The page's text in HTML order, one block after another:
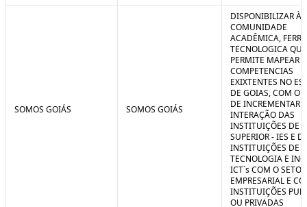
SOMOS GOIÁS SOMOS GOIÁS
DISPONIBILIZAR À
COMUNIDADE
ACADÊMICA,
TECNOLOGICA QUE
PERMITE MAPEAR
COMPETENCIAS
EXIXTENTES NO
DE GOIAS, COM O
DE INCREMENTAR A
INTERAÇÃO DAS
INSTITUIÇÕES DE
SUPERIOR - IES E
INSTITUIÇÕES DE
TECNOLOGIA E
ICT`s COM O SETOR
EMPRESARIAL E
INSTITUIÇÕES
OU PRIVADAS